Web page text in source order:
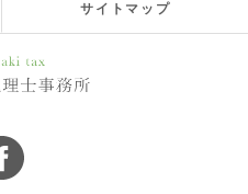
サイトマップ